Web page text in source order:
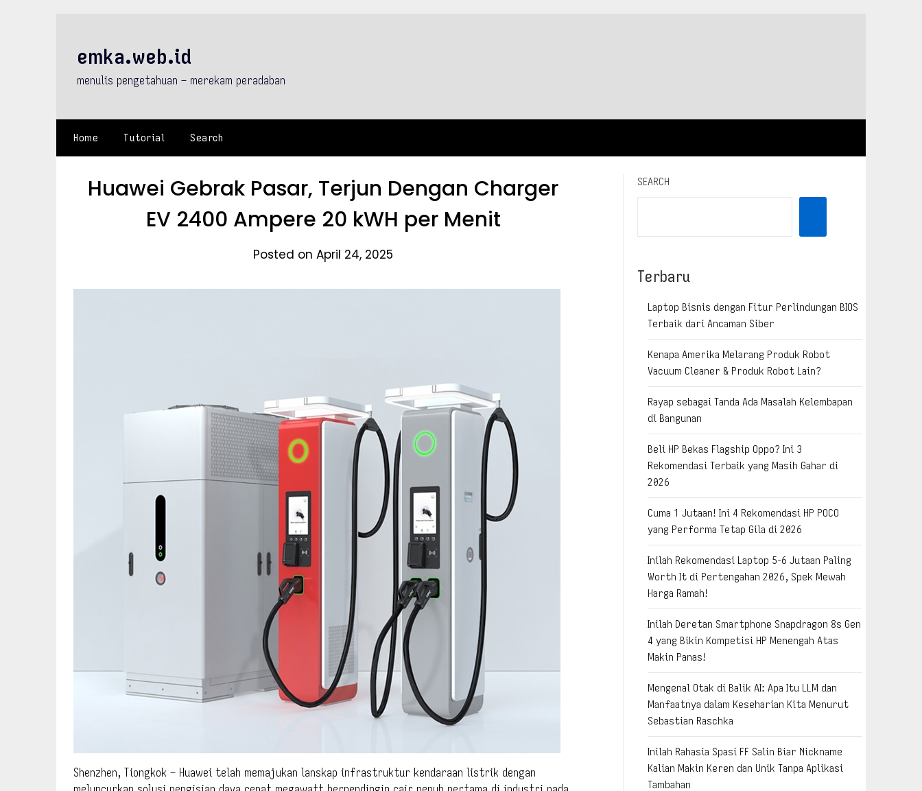
emka.web.id
menulis pengetahuan – merekam peradaban
Home Tutorial Search
Huawei Gebrak Pasar, Terjun Dengan Charger
EV 2400 Ampere 20 kWH per Menit
Posted on April 24, 2025
Shenzhen, Tiongkok – Huawei telah memajukan lanskap infrastruktur kendaraan listrik dengan
SEARCH
Terbaru
Laptop Bisnis dengan Fitur Perlindungan BIOS
Terbaik dari Ancaman Siber
Kenapa Amerika Melarang Produk Robot
Vacuum Cleaner & Produk Robot Lain?
Rayap sebagai Tanda Ada Masalah Kelembapan
di Bangunan
Beli HP Bekas Flagship Oppo? Ini 3
Rekomendasi Terbaik yang Masih Gahar di
2026
Cuma 1 Jutaan! Ini 4 Rekomendasi HP POCO
yang Performa Tetap Gila di 2026
Inilah Rekomendasi Laptop 5-6 Jutaan Paling
Worth It di Pertengahan 2026, Spek Mewah
Harga Ramah!
Inilah Deretan Smartphone Snapdragon 8s Gen
4 yang Bikin Kompetisi HP Menengah Atas
Makin Panas!
Mengenal Otak di Balik AI: Apa Itu LLM dan
Manfaatnya dalam Keseharian Kita Menurut
Sebastian Raschka
Inilah Rahasia Spasi FF Salin Biar Nickname
Kalian Makin Keren dan Unik Tanpa Aplikasi
Tambahan